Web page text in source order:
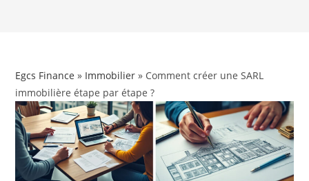
Egcs Finance » Immobilier » Comment créer une SARL
immobilière étape par étape ?